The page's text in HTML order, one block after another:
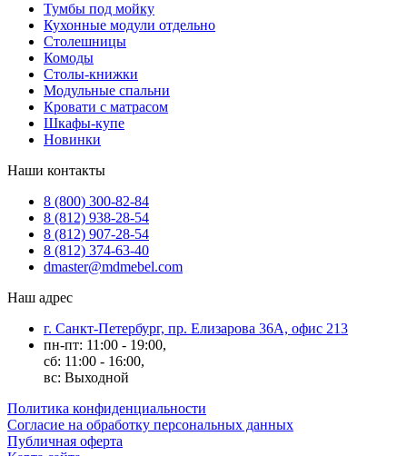
Тумбы под мойку
Кухонные модули отдельно
Столешницы
Комоды
Столы-книжки
Модульные спальни
Кровати с матрасом
Шкафы-купе
Новинки
Наши контакты
8 (800) 300-82-84
8 (812) 938-28-54
8 (812) 907-28-54
8 (812) 374-63-40
dmaster@mdmebel.com
Наш адрес
г. Санкт-Петербург, пр. Елизарова 36А, офис 213
пн-пт: 11:00 - 19:00,
сб: 11:00 - 16:00,
вс: Выходной
Политика конфиденциальности
Согласие на обработку персональных данных
Публичная оферта